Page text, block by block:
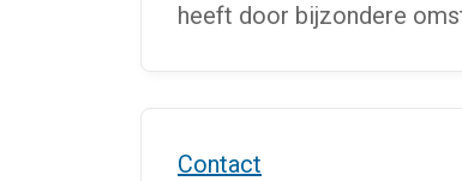
heeft door bijzondere
Contact